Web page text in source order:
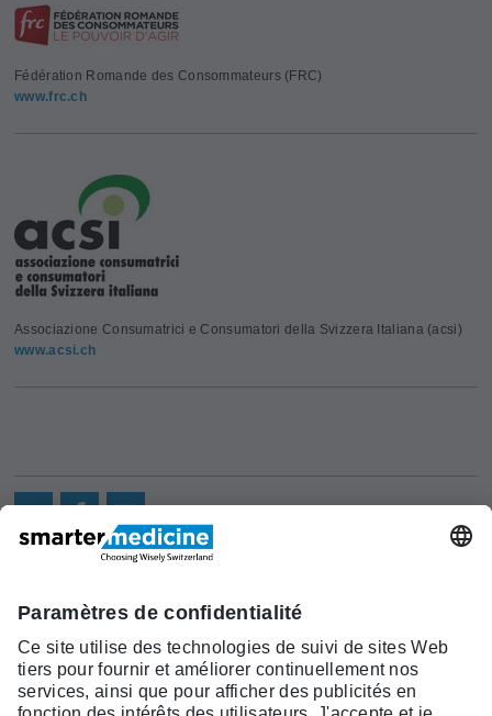
Fédération Romande des Consommateurs (FRC)
www.frc.ch
Associazione Consumatrici e Consumatori della Svizzera Italiana (acsi)
www.acsi.ch
smarter
medicine?
Liste Top 5
Recherche
Contact
c/o Société Suisse de Médécine
Interne Générale
Monbijoustrasse 43, Case postale,
3001 Berne
Tél. +41 31 370 40 00, Fax +41 31